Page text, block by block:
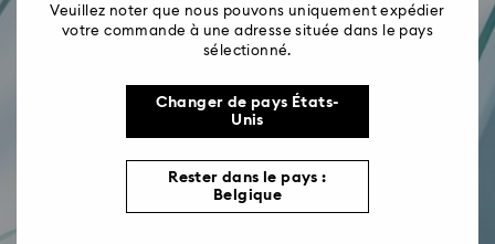
Veuillez noter que nous pouvons uniquement expédier
votre commande à une adresse située dans le pays
sélectionné.
Changer de pays États-
Unis
Rester dans le pays :
Belgique